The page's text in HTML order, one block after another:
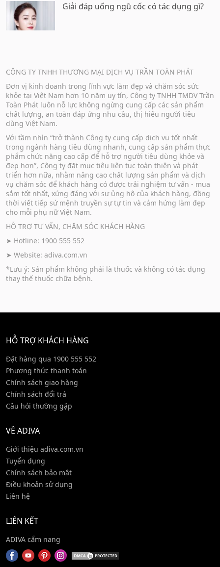
Giải đáp uống ngũ cốc có tác dụng gì?
CÔNG TY TNHH THƯƠNG MẠI DỊCH VỤ TRẦN TOÀN PHÁT
Đơn vị kinh doanh trong lĩnh vực làm đẹp và chăm sóc sức
khỏe tại Việt Nam hơn 10 năm uy tín, Công ty TNHH TMDV Trần
Toàn Phát luôn nỗ lực không ngừng cung cấp các sản phẩm
chất lượng, an toàn đáp ứng nhu cầu, thị hiếu người tiêu
dùng Việt Nam.
Với tầm nhìn “trở thành Công ty cung cấp dịch vụ tốt nhất
trong ngành hàng tiêu dùng nhanh, cung cấp sản phẩm thực
phẩm chức năng cao cấp để hỗ trợ người tiêu dùng khỏe và
đẹp hơn”, Công ty đặt mục tiêu liên tục toàn thiện và phát
triển hơn nữa, nhằm nâng cao chất lượng sản phẩm và dịch
vụ chăm sóc để khách hàng có được trải nghiệm tư vấn - mua
sắm tốt nhất, xứng đáng với sự ủng hộ của khách hàng, đồng
thời viết tiếp sứ mệnh truyền sự tự tin và cảm hứng làm đẹp
cho mỗi phụ nữ Việt Nam.
HỖ TRỢ TƯ VẤN, CHĂM SÓC KHÁCH HÀNG
➤ Hotline: 1900 555 552
➤ Website: adiva.com.vn
*Lưu ý: Sản phẩm không phải là thuốc và không có tác dụng
thay thế thuốc chữa bệnh.
HỖ TRỢ KHÁCH HÀNG
Đặt hàng qua 1900 555 552
Phương thức thanh toán
Chính sách giao hàng
Chính sách đổi trả
Câu hỏi thường gặp
VỀ ADIVA
Giới thiệu adiva.com.vn
Tuyển dụng
Chính sách bảo mật
Điều khoản sử dụng
Liên hệ
LIÊN KẾT
ADIVA cẩm nang